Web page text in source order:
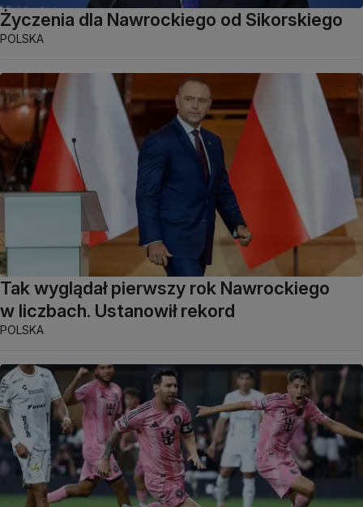
Życzenia dla Nawrockiego od Sikorskiego
POLSKA
Tak wyglądał pierwszy rok Nawrockiego
w liczbach. Ustanowił rekord
POLSKA